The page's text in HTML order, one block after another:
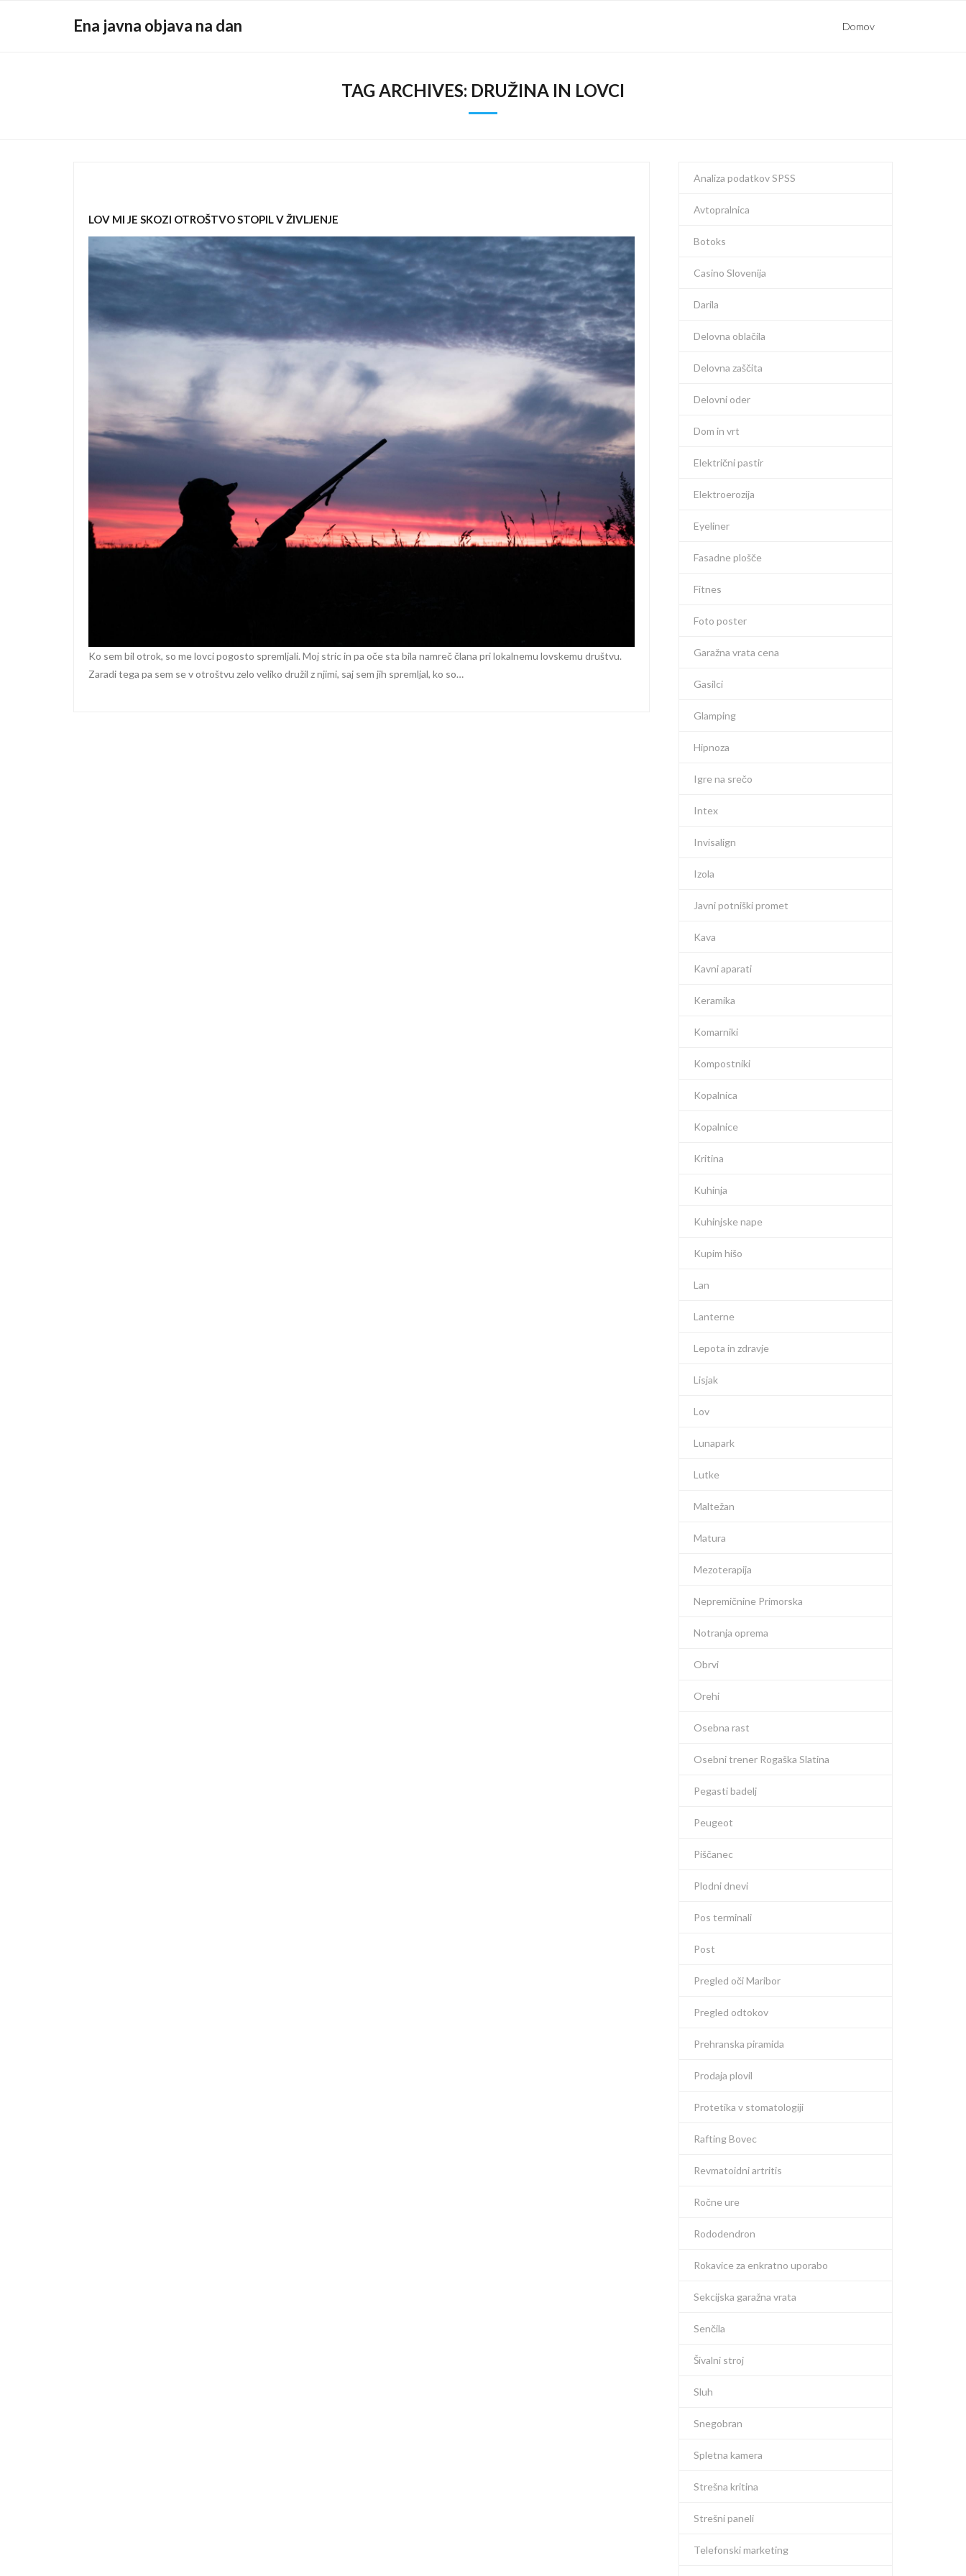
Ena javna objava na dan Domov
TAG ARCHIVES: DRUŽINA IN LOVCI
LOV MI JE SKOZI OTROŠTVO STOPIL V ŽIVLJENJE
Ko sem bil otrok, so me lovci pogosto spremljali. Moj stric in pa oče sta bila namreč člana pri lokalnemu lovskemu društvu.
Zaradi tega pa sem se v otroštvu zelo veliko družil z njimi, saj sem jih spremljal, ko so…
Analiza podatkov SPSS
Avtopralnica
Botoks
Casino Slovenija
Darila
Delovna oblačila
Delovna zaščita
Delovni oder
Dom in vrt
Električni pastir
Elektroerozija
Eyeliner
Fasadne plošče
Fitnes
Foto poster
Garažna vrata cena
Gasilci
Glamping
Hipnoza
Igre na srečo
Intex
Invisalign
Izola
Javni potniški promet
Kava
Kavni aparati
Keramika
Komarniki
Kompostniki
Kopalnica
Kopalnice
Kritina
Kuhinja
Kuhinjske nape
Kupim hišo
Lan
Lanterne
Lepota in zdravje
Lisjak
Lov
Lunapark
Lutke
Maltežan
Matura
Mezoterapija
Nepremičnine Primorska
Notranja oprema
Obrvi
Orehi
Osebna rast
Osebni trener Rogaška Slatina
Pegasti badelj
Peugeot
Piščanec
Plodni dnevi
Pos terminali
Post
Pregled oči Maribor
Pregled odtokov
Prehranska piramida
Prodaja plovil
Protetika v stomatologiji
Rafting Bovec
Revmatoidni artritis
Ročne ure
Rododendron
Rokavice za enkratno uporabo
Sekcijska garažna vrata
Senčila
Šivalni stroj
Sluh
Snegobran
Spletna kamera
Strešna kritina
Strešni paneli
Telefonski marketing